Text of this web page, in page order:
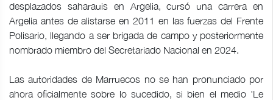
desplazados saharauis en Argelia, cursó una carrera en
Argelia antes de alistarse en 2011 en las fuerzas del Frente
Polisario, llegando a ser brigada de campo y posteriormente
nombrado miembro del Secretariado Nacional en 2024.
Las autoridades de Marruecos no se han pronunciado por
ahora oficialmente sobre lo sucedido, si bien el medio 'Le